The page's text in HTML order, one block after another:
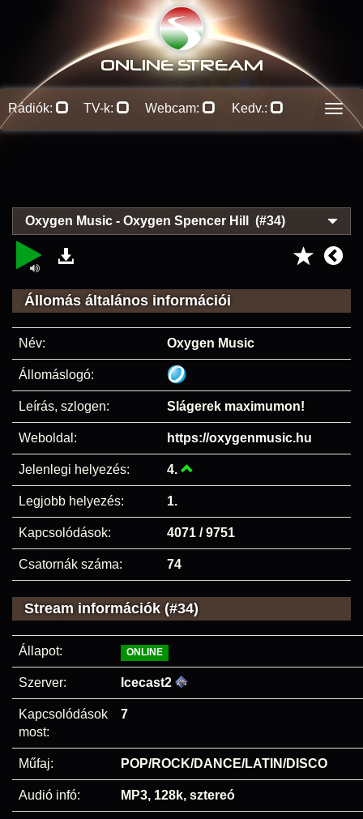
ONLINE STREAM
Rádiók: TV-k: Webcam: Kedv.:
Oxygen Music - Oxygen Spencer Hill (#34)
Állomás általános információi
Név: Oxygen Music
Állomáslogó:
Leírás, szlogen: Slágerek maximumon!
Weboldal: https://oxygenmusic.hu
Jelenlegi helyezés: 4.
Legjobb helyezés: 1.
Kapcsolódások: 4071 / 9751
Csatornák száma: 74
Stream információk (#34)
Állapot: ONLINE
Szerver: Icecast2
Kapcsolódások
most:
7
Műfaj: POP/ROCK/DANCE/LATIN/DISCO
Audió infó: MP3, 128k, sztereó